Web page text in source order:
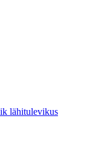
lähitulevikus